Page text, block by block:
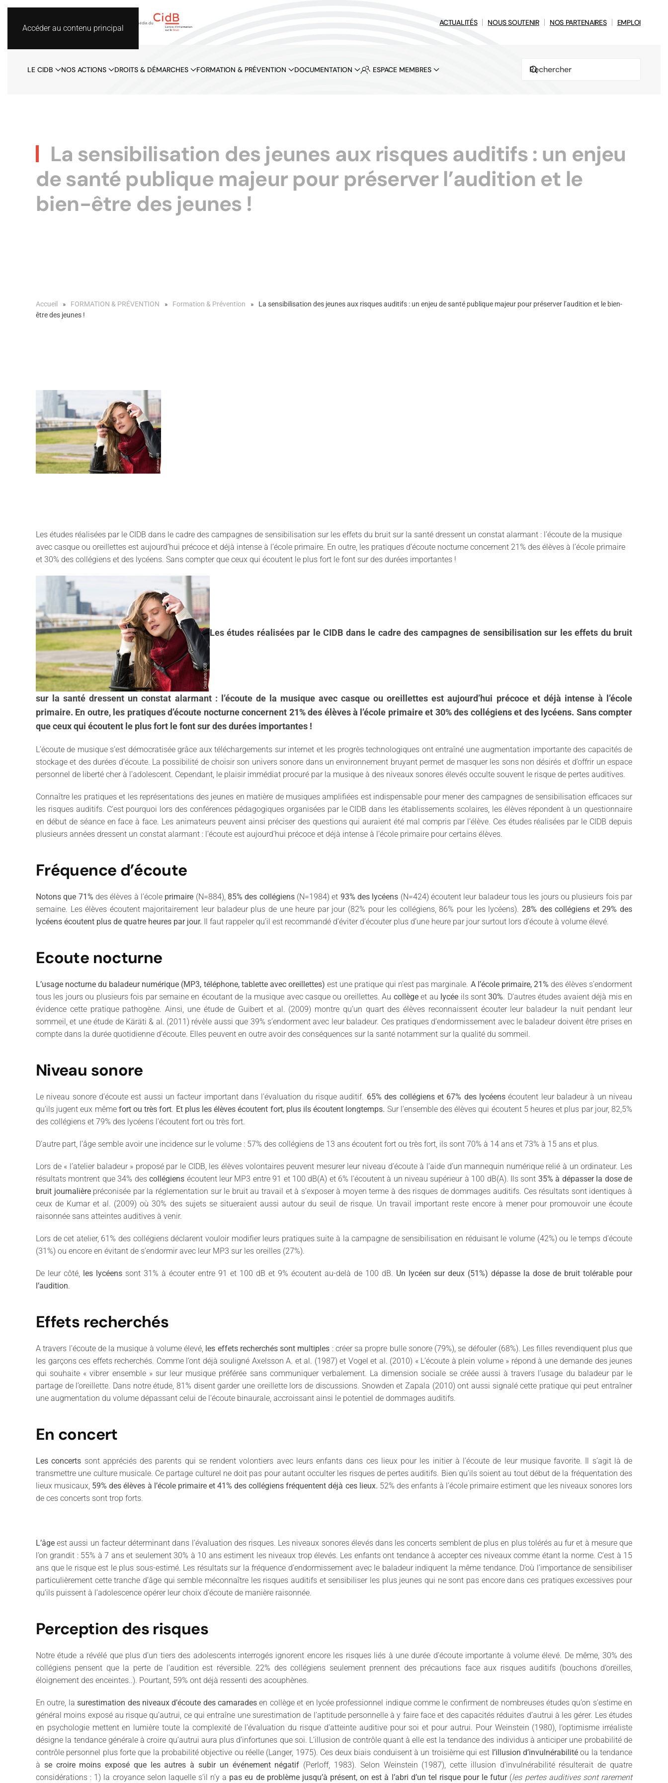
Accéder au contenu principal
ACTUALITÉS NOUS SOUTENIR NOS PARTENAIRES EMPLOI
LE CIDB NOS ACTIONS DROITS & DÉMARCHES FORMATION & PRÉVENTION DOCUMENTATION ESPACE MEMBRES
La sensibilisation des jeunes aux risques auditifs : un enjeu
de santé publique majeur pour préserver l’audition et le
bien-être des jeunes !
Accueil FORMATION & PRÉVENTION Formation & Prévention
La sensibilisation des jeunes aux risques auditifs : un enjeu de santé publique majeur pour préserver l’audition et le bien-
être des jeunes !
Les études réalisées par le CIDB dans le cadre des campagnes de sensibilisation sur les effets du bruit sur la santé dressent un constat alarmant : l’écoute de la musique
avec casque ou oreillettes est aujourd’hui précoce et déjà intense à l’école primaire. En outre, les pratiques d’écoute nocturne concernent 21% des élèves à l’école primaire
et 30% des collégiens et des lycéens. Sans compter que ceux qui écoutent le plus fort le font sur des durées importantes !
Les études réalisées par le CIDB dans le cadre des campagnes de sensibilisation sur les effets du bruit
sur la santé dressent un constat alarmant : l’écoute de la musique avec casque ou oreillettes est aujourd’hui précoce et déjà intense à l’école
primaire. En outre, les pratiques d’écoute nocturne concernent 21% des élèves à l’école primaire et 30% des collégiens et des lycéens. Sans compter
que ceux qui écoutent le plus fort le font sur des durées importantes !
L’écoute de musique s’est démocratisée grâce aux téléchargements sur internet et les progrès technologiques ont entraîné une augmentation importante des capacités de
stockage et des durées d’écoute. La possibilité de choisir son univers sonore dans un environnement bruyant permet de masquer les sons non désirés et d’offrir un espace
personnel de liberté cher à l’adolescent. Cependant, le plaisir immédiat procuré par la musique à des niveaux sonores élevés occulte souvent le risque de pertes auditives.
Connaître les pratiques et les représentations des jeunes en matière de musiques amplifiées est indispensable pour mener des campagnes de sensibilisation efficaces sur
les risques auditifs. C’est pourquoi lors des conférences pédagogiques organisées par le CIDB dans les établissements scolaires, les élèves répondent à un questionnaire
en début de séance en face à face. Les animateurs peuvent ainsi préciser des questions qui auraient été mal compris par l’élève. Ces études réalisées par le CIDB depuis
plusieurs années dressent un constat alarmant : l’écoute est aujourd’hui précoce et déjà intense à l’école primaire pour certains élèves.
Fréquence d’écoute
Notons que 71% des élèves à l’école primaire (N=884), 85% des collégiens(N=1984) et 93% des lycéens (N=424) écoutent leur baladeur tous les jours ou plusieurs fois par
semaine. Les élèves écoutent majoritairement leur baladeur plus de une heure par jour (82% pour les collégiens, 86% pour les lycéens). 28% des collégiens et 29% des
lycéens écoutent plus de quatre heures par jour. Il faut rappeler qu’il est recommandé d’éviter d’écouter plus d’une heure par jour surtout lors d’écoute à volume élevé.
Ecoute nocturne
L’usage nocturne du baladeur numérique (MP3, téléphone, tablette avec oreillettes) est une pratique qui n’est pas marginale. A l’école primaire, 21% des élèves s’endorment
tous les jours ou plusieurs fois par semaine en écoutant de la musique avec casque ou oreillettes. Au collègeet au lycée ils sont30%. D’autres études avaient déjà mis en
évidence cette pratique pathogène. Ainsi, une étude de Guibert et al. (2009) montre qu’un quart des élèves reconnaissent écouter leur baladeur la nuit pendant leur
sommeil, et une étude de Käräti & al. (2011) révèle aussi que 39% s’endorment avec leur baladeur. Ces pratiques d’endormissement avec le baladeur doivent être prises en
compte dans la durée quotidienne d’écoute. Elles peuvent en outre avoir des conséquences sur la santé notamment sur la qualité du sommeil.
Niveau sonore
Le niveau sonore d’écoute est aussi un facteur important dans l’évaluation du risque auditif. 65% des collégiens et 67% des lycéensécoutent leur baladeur à un niveau
qu’ils jugent eux même fort ou très fort. Et plus les élèves écoutent fort, plus ils écoutent longtemps. Sur l’ensemble des élèves qui écoutent 5 heures et plus par jour, 82,5%
des collégiens et 79% des lycéens l’écoutent fort ou très fort.
D’autre part, l’âge semble avoir une incidence sur le volume : 57% des collégiens de 13 ans écoutent fort ou très fort, ils sont 70% à 14 ans et 73% à 15 ans et plus.
Lors de « l’atelier baladeur » proposé par le CIDB, les élèves volontaires peuvent mesurer leur niveau d’écoute à l’aide d’un mannequin numérique relié à un ordinateur. Les
résultats montrent que 34% descollégiens écoutent leur MP3 entre 91 et 100 dB(A) et 6% l’écoutent à un niveau supérieur à 100 dB(A). Ils sont 35% à dépasser la dose de
bruit journalièrepréconisée par la réglementation sur le bruit au travail et à s’exposer à moyen terme à des risques de dommages auditifs. Ces résultats sont identiques à
ceux de Kumar et al. (2009) où 30% des sujets se situeraient aussi autour du seuil de risque. Un travail important reste encore à mener pour promouvoir une écoute
raisonnée sans atteintes auditives à venir.
Lors de cet atelier, 61% des collégiens déclarent vouloir modifier leurs pratiques suite à la campagne de sensibilisation en réduisant le volume (42%) ou le temps d’écoute
(31%) ou encore en évitant de s’endormir avec leur MP3 sur les oreilles (27%).
De leur côté, les lycéens sont 31% à écouter entre 91 et 100 dB et 9% écoutent au-delà de 100 dB. Un lycéen sur deux (51%) dépasse la dose de bruit tolérable pour
l’audition.
Effets recherchés
A travers l’écoute de la musique à volume élevé, les effets recherchés sont multiples : créer sa propre bulle sonore (79%), se défouler (68%). Les filles revendiquent plus que
les garçons ces effets recherchés. Comme l’ont déjà souligné Axelsson A. et al. (1987) et Vogel et al. (2010) « L’écoute à plein volume » répond à une demande des jeunes
qui souhaite « vibrer ensemble » sur leur musique préférée sans communiquer verbalement. La dimension sociale se créée aussi à travers l’usage du baladeur par le
partage de l’oreillette. Dans notre étude, 81% disent garder une oreillette lors de discussions. Snowden et Zapala (2010) ont aussi signalé cette pratique qui peut entraîner
une augmentation du volume dépassant celui de l'écoute binaurale, accroissant ainsi le potentiel de dommages auditifs.
En concert
Les concerts sont appréciés des parents qui se rendent volontiers avec leurs enfants dans ces lieux pour les initier à l’écoute de leur musique favorite. Il s’agit là de
transmettre une culture musicale. Ce partage culturel ne doit pas pour autant occulter les risques de pertes auditifs. Bien qu’ils soient au tout début de la fréquentation des
lieux musicaux, 59% des élèves à l’école primaire et 41% des collégiens fréquentent déjà ces lieux. 52% des enfants à l’école primaire estiment que les niveaux sonores lors
de ces concerts sont trop forts.
L’âge est aussi un facteur déterminant dans l’évaluation des risques. Les niveaux sonores élevés dans les concerts semblent de plus en plus tolérés au fur et à mesure que
l’on grandit : 55% à 7 ans et seulement 30% à 10 ans estiment les niveaux trop élevés. Les enfants ont tendance à accepter ces niveaux comme étant la norme. C’est à 15
ans que le risque est le plus sous-estimé. Les résultats sur la fréquence d’endormissement avec le baladeur indiquent la même tendance. D’où l’importance de sensibiliser
particulièrement cette tranche d’âge qui semble méconnaître les risques auditifs et sensibiliser les plus jeunes qui ne sont pas encore dans ces pratiques excessives pour
qu’ils puissent à l’adolescence opérer leur choix d’écoute de manière raisonnée.
Perception des risques
Notre étude a révélé que plus d’un tiers des adolescents interrogés ignorent encore les risques liés à une durée d’écoute importante à volume élevé. De même, 30% des
collégiens pensent que la perte de l’audition est réversible. 22% des collégiens seulement prennent des précautions face aux risques auditifs (bouchons d’oreilles,
éloignement des enceintes..). Pourtant, 59% ont déjà ressenti des acouphènes.
En outre, lasurestimation des niveaux d’écoute des camarades en collège et en lycée professionnel indique comme le confirment de nombreuses études qu’on s’estime en
général moins exposé au risque qu’autrui, ce qui entraîne une surestimation de l’aptitude personnelle à y faire face et des capacités réduites d’autrui à les gérer. Les études
en psychologie mettent en lumière toute la complexité de l’évaluation du risque d’atteinte auditive pour soi et pour autrui. Pour Weinstein (1980), l’optimisme irréaliste
désigne la tendance générale à croire qu’autrui aura plus d’infortunes que soi. L’illusion de contrôle quant à elle est la tendance des individus à anticiper une probabilité de
contrôle personnel plus forte que la probabilité objective ou réelle (Langer, 1975). Ces deux biais conduisent à un troisième qui est l’illusion d’invulnérabilité ou la tendance
à se croire moins exposé que les autres à subir un événement négatif (Perloff, 1983). Selon Weinstein (1987), cette illusion d’invulnérabilité résulterait de quatre
considérations : 1) la croyance selon laquelle s’il n’y a pas eu de problème jusqu’à présent, on est à l’abri d’un tel risque pour le futur(les pertes auditives sont rarement